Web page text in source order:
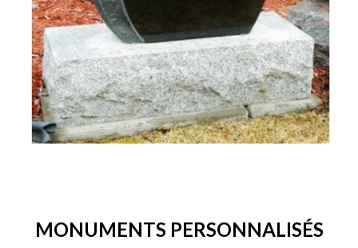
MONUMENTS PERSONNALISÉS